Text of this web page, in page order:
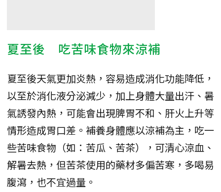
夏至後 吃苦味食物來涼補
夏至後天氣更加炎熱，容易造成消化功能降低，
以至於消化液分泌減少，加上身體大量出汗、暑
氣誘發內熱，可能會出現脾胃不和、肝火上升等
情形造成胃口差。補養身體應以涼補為主，吃一
些苦味食物（如：苦瓜、苦茶），可清心涼血、
解暑去熱，但苦茶使用的藥材多偏苦寒，多喝易
腹瀉，也不宜過量。